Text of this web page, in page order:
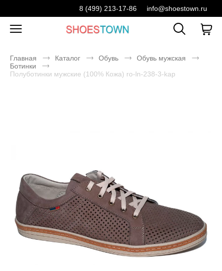
8 (499) 213-17-86 info@shoestown.ru
Главная Каталог Обувь
Обувь мужская
Ботинки
Полуботинки мужские (100% Кожа) ro-ln-238-3-kap